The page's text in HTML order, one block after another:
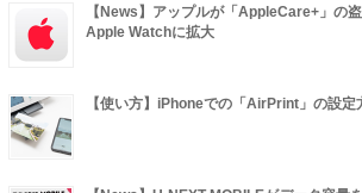
【News】アップルが「AppleCare+」の
Apple Watchに拡大
【使い方】iPhoneでの「AirPrint」の設定